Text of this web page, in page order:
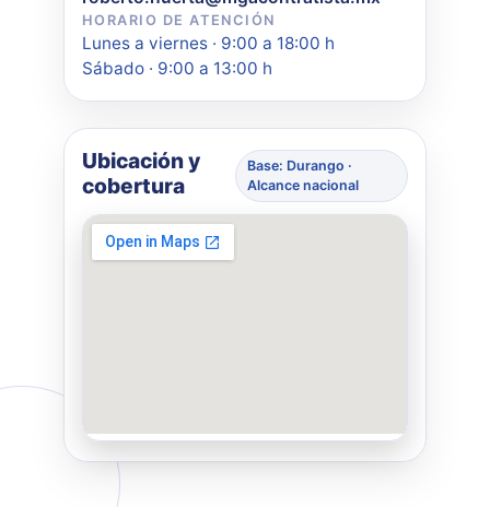
HORARIO DE ATENCIÓN
Lunes a viernes · 9:00 a 18:00 h
Sábado · 9:00 a 13:00 h
Ubicación y
cobertura
Base: Durango ·
Alcance nacional